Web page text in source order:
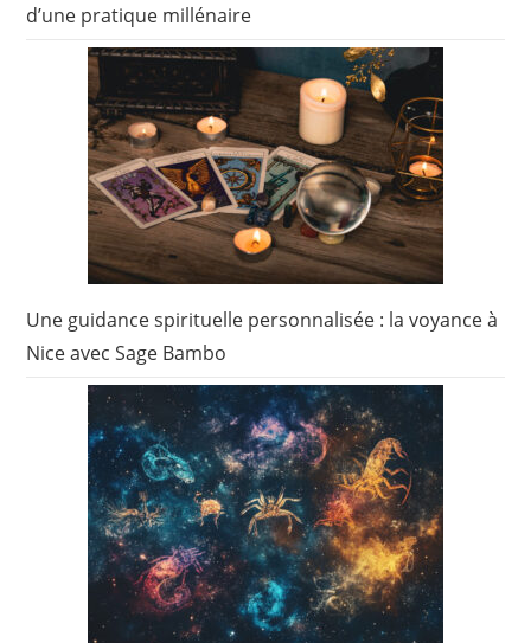
d’une pratique millénaire
Une guidance spirituelle personnalisée : la voyance à
Nice avec Sage Bambo